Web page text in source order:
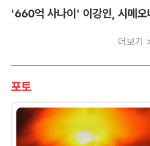
더보기
포토